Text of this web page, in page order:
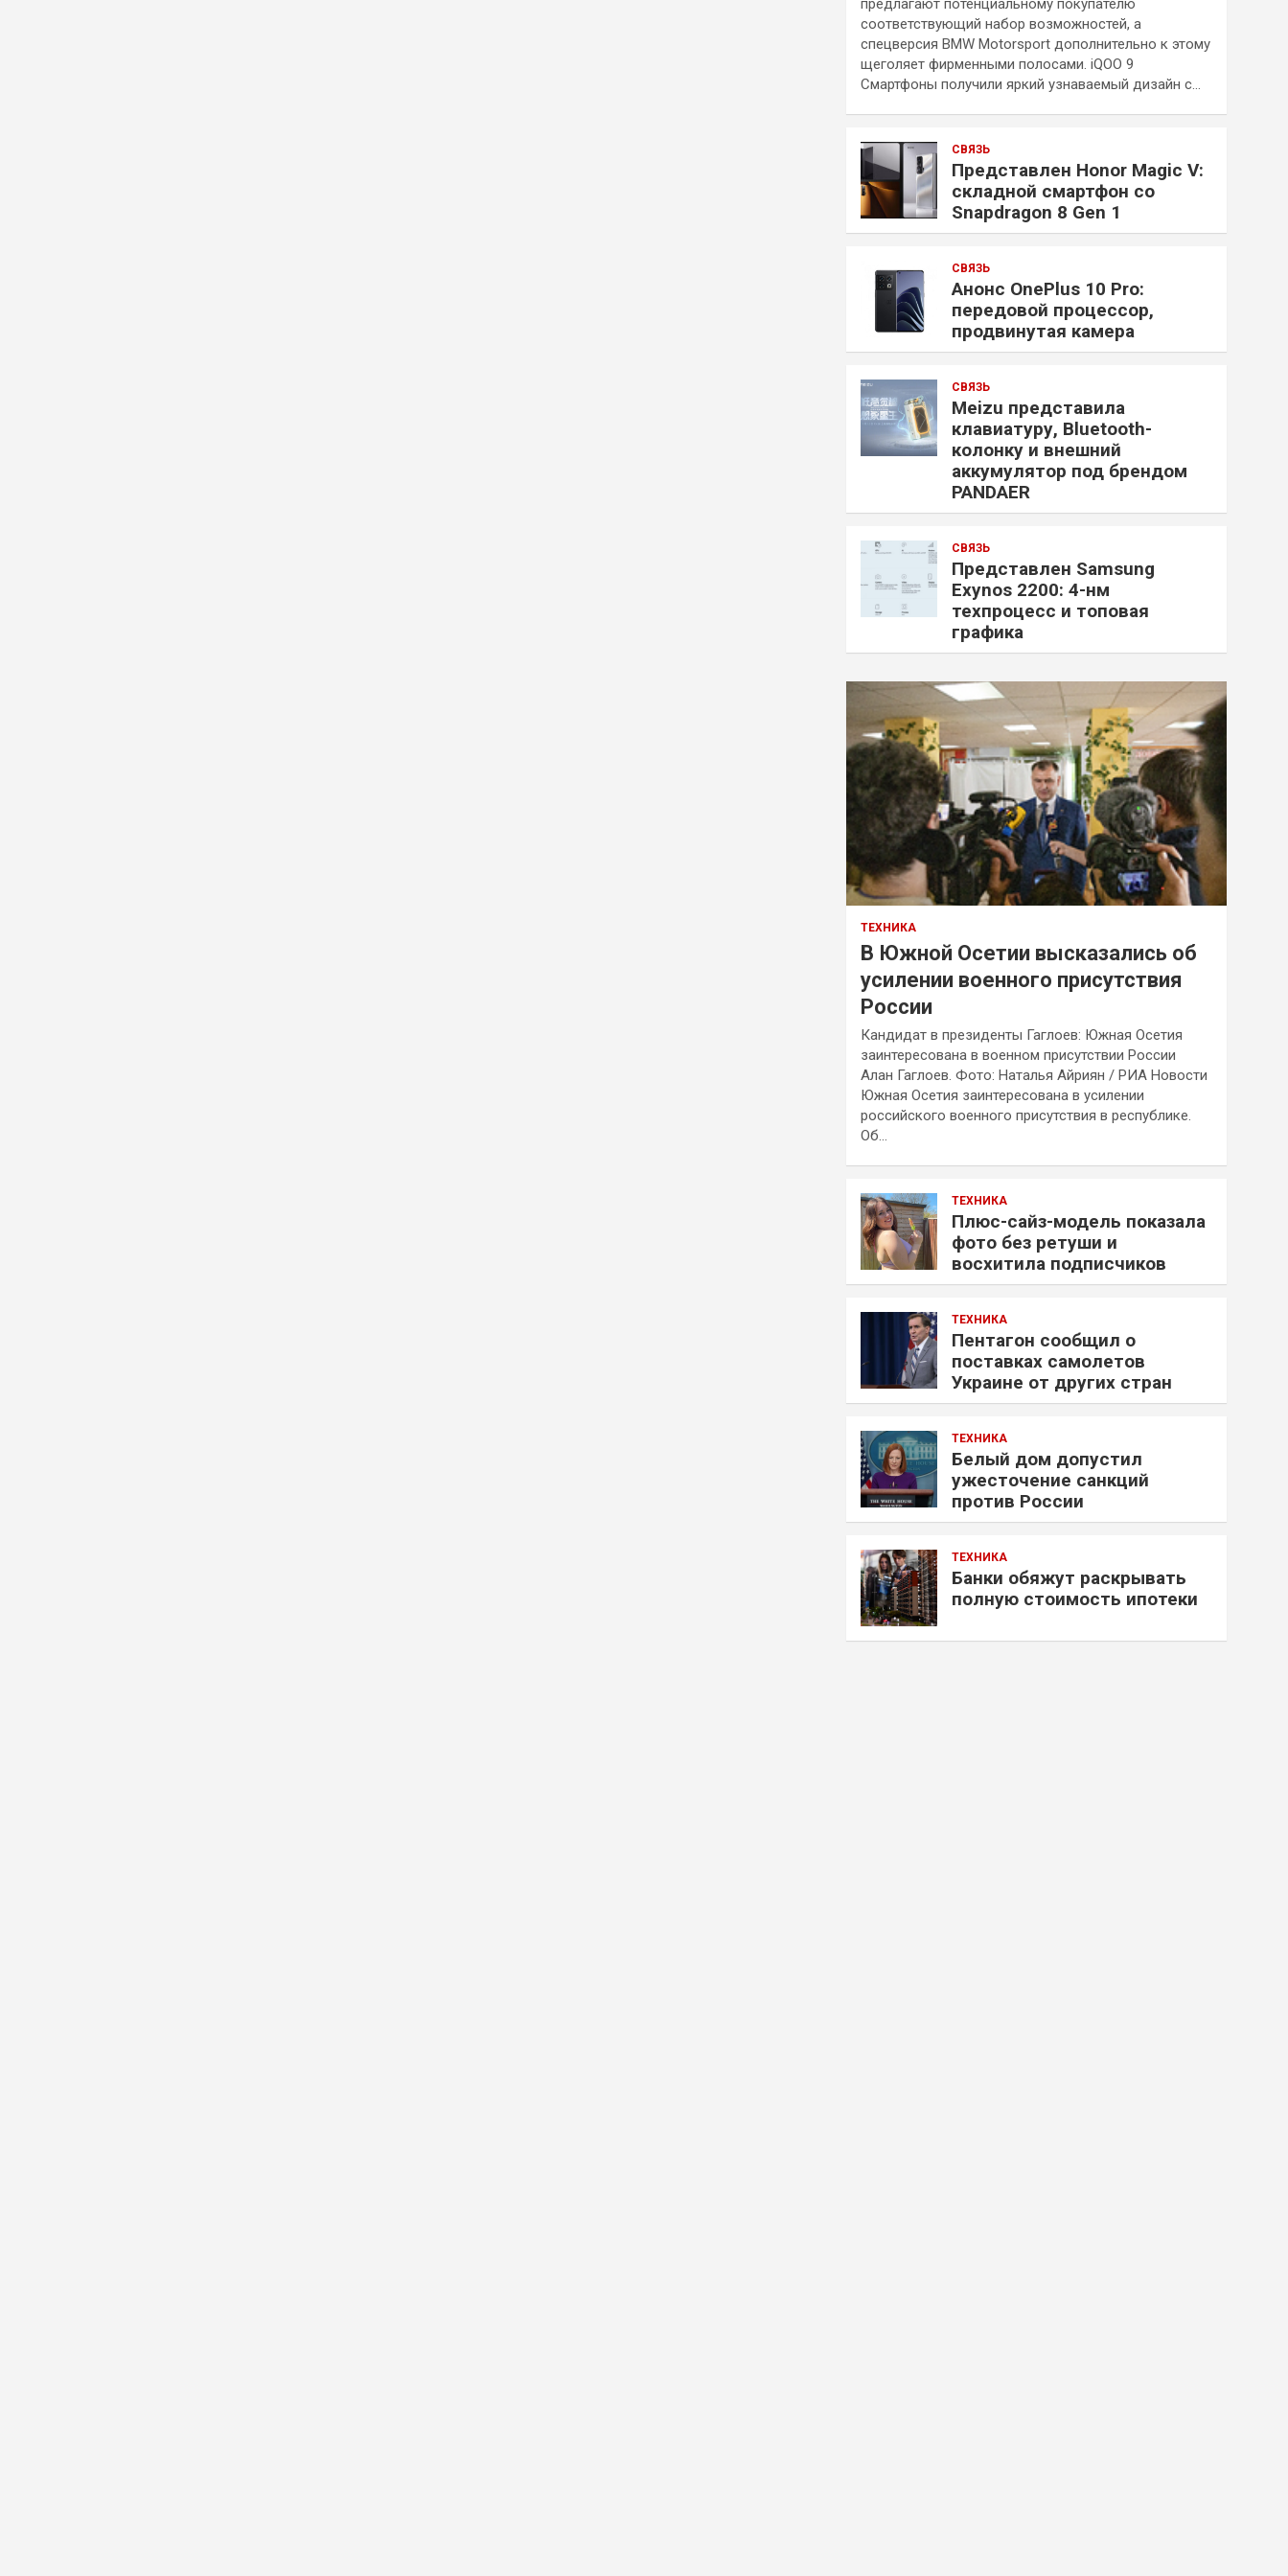
предлагают потенциальному покупателю
соответствующий набор возможностей, а
спецверсия BMW Motorsport дополнительно к этому
щеголяет фирменными полосами. iQOO 9
Смартфоны получили яркий узнаваемый дизайн с…
СВЯЗЬ
Представлен Honor Magic V:
складной смартфон со
Snapdragon 8 Gen 1
СВЯЗЬ
Анонс OnePlus 10 Pro:
передовой процессор,
продвинутая камера
СВЯЗЬ
Meizu представила
клавиатуру, Bluetooth-
колонку и внешний
аккумулятор под брендом
PANDAER
СВЯЗЬ
Представлен Samsung
Exynos 2200: 4-нм
техпроцесс и топовая
графика
ТЕХНИКА
В Южной Осетии высказались об
усилении военного присутствия
России
Кандидат в президенты Гаглоев: Южная Осетия
заинтересована в военном присутствии России
Алан Гаглоев. Фото: Наталья Айриян / РИА Новости
Южная Осетия заинтересована в усилении
российского военного присутствия в республике.
Об…
ТЕХНИКА
Плюс-сайз-модель показала
фото без ретуши и
восхитила подписчиков
ТЕХНИКА
Пентагон сообщил о
поставках самолетов
Украине от других стран
ТЕХНИКА
Белый дом допустил
ужесточение санкций
против России
ТЕХНИКА
Банки обяжут раскрывать
полную стоимость ипотеки